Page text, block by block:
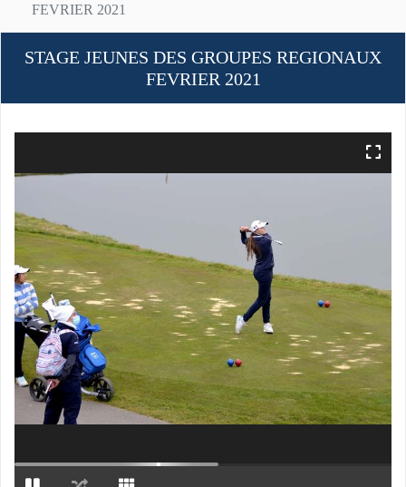
FEVRIER 2021
STAGE JEUNES DES GROUPES REGIONAUX
FEVRIER 2021